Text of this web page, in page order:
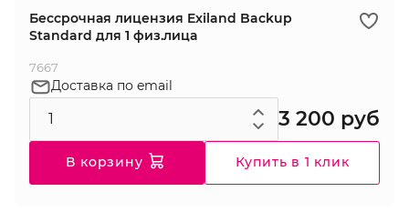
Бессрочная лицензия Exiland Backup
Standard для 1 физ.лицa
7667
Доставка по email
3 200 руб
В корзину Купить в 1 клик